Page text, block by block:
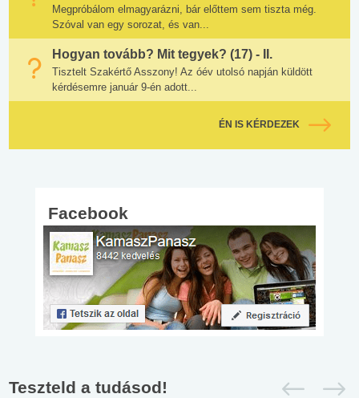
Megpróbálom elmagyarázni, bár előttem sem tiszta még.
Szóval van egy sorozat, és van...
Hogyan tovább? Mit tegyek? (17) - II.
Tisztelt Szakértő Asszony! Az óév utolsó napján küldött
kérdésemre január 9-én adott...
ÉN IS KÉRDEZEK
Facebook
Teszteld a tudásod!